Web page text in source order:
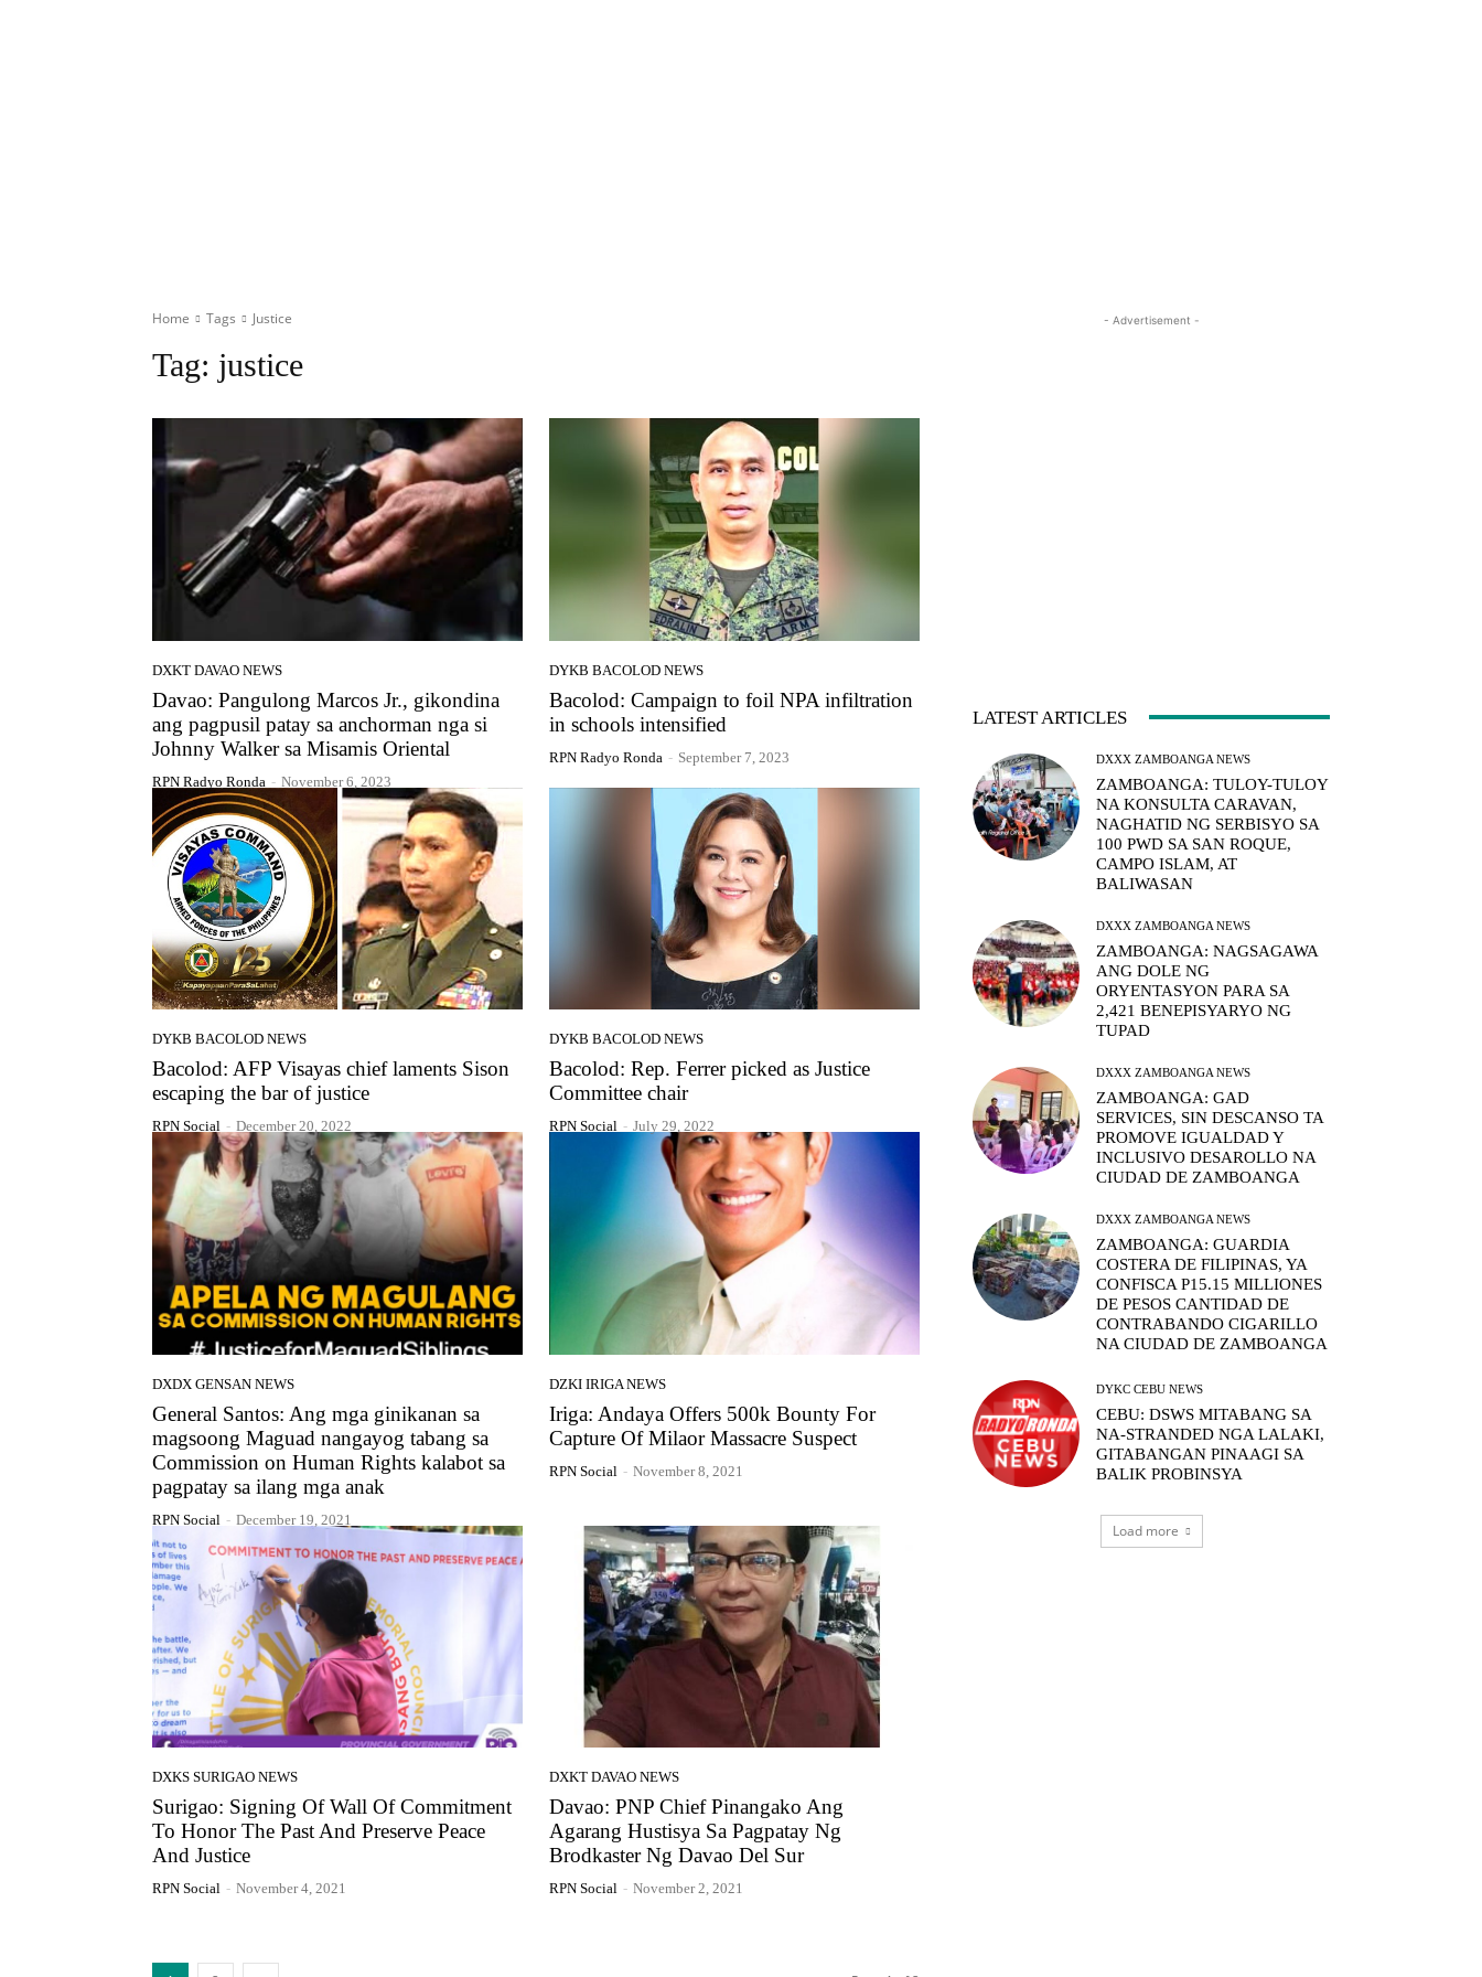
Home Tags Justice
Tag: justice
DXKT DAVAO NEWS
Davao: Pangulong Marcos Jr., gikondina
ang pagpusil patay sa anchorman nga si
Johnny Walker sa Misamis Oriental
RPN Radyo Ronda - November 6, 2023
DYKB BACOLOD NEWS
Bacolod: Campaign to foil NPA infiltration
in schools intensified
RPN Radyo Ronda - September 7, 2023
DYKB BACOLOD NEWS
Bacolod: AFP Visayas chief laments Sison
escaping the bar of justice
RPN Social - December 20, 2022
DYKB BACOLOD NEWS
Bacolod: Rep. Ferrer picked as Justice
Committee chair
RPN Social - July 29, 2022
DXDX GENSAN NEWS
General Santos: Ang mga ginikanan sa
magsoong Maguad nangayog tabang sa
Commission on Human Rights kalabot sa
pagpatay sa ilang mga anak
RPN Social - December 19, 2021
DZKI IRIGA NEWS
Iriga: Andaya Offers 500k Bounty For
Capture Of Milaor Massacre Suspect
RPN Social - November 8, 2021
DXKS SURIGAO NEWS
Surigao: Signing Of Wall Of Commitment
To Honor The Past And Preserve Peace
And Justice
RPN Social - November 4, 2021
DXKT DAVAO NEWS
Davao: PNP Chief Pinangako Ang
Agarang Hustisya Sa Pagpatay Ng
Brodkaster Ng Davao Del Sur
RPN Social - November 2, 2021
- Advertisement -
LATEST ARTICLES
DXXX ZAMBOANGA NEWS
ZAMBOANGA: TULOY-TULOY
NA KONSULTA CARAVAN,
NAGHATID NG SERBISYO SA
100 PWD SA SAN ROQUE,
CAMPO ISLAM, AT
BALIWASAN
DXXX ZAMBOANGA NEWS
ZAMBOANGA: NAGSAGAWA
ANG DOLE NG
ORYENTASYON PARA SA
2,421 BENEPISYARYO NG
TUPAD
DXXX ZAMBOANGA NEWS
ZAMBOANGA: GAD
SERVICES, SIN DESCANSO TA
PROMOVE IGUALDAD Y
INCLUSIVO DESAROLLO NA
CIUDAD DE ZAMBOANGA
DXXX ZAMBOANGA NEWS
ZAMBOANGA: GUARDIA
COSTERA DE FILIPINAS, YA
CONFISCA P15.15 MILLIONES
DE PESOS CANTIDAD DE
CONTRABANDO CIGARILLO
NA CIUDAD DE ZAMBOANGA
DYKC CEBU NEWS
CEBU: DSWS MITABANG SA
NA-STRANDED NGA LALAKI,
GITABANGAN PINAAGI SA
BALIK PROBINSYA
Load more